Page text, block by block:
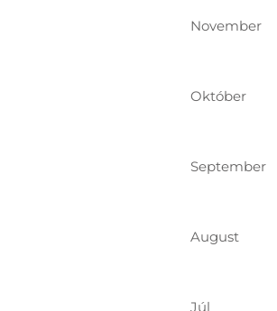
November
Október
September
August
Júl